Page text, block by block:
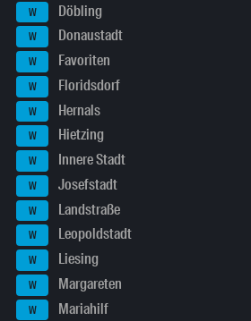
W Döbling
W Donaustadt
W Favoriten
W Floridsdorf
W Hernals
W Hietzing
W Innere Stadt
W Josefstadt
W Landstraße
W Leopoldstadt
W Liesing
W Margareten
W Mariahilf